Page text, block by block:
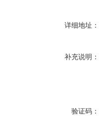
详细地址：
补充说明：
验证码：